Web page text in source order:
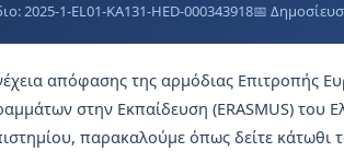
Guide
Student Charter
Charter for Higher Education (ECHE)
2025-1-EL01-KA131-HED-000343918📅
απόφασης της αρμόδιας Επιτροπής
στην Εκπαίδευση (ERASMUS) του
παρακαλούμε όπως δείτε κάτωθι